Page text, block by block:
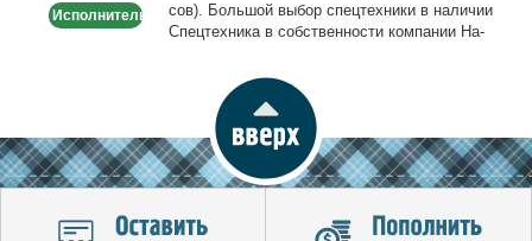
Исполнитель
сов). Боль­шой вы­бор спец­тех­ни­ки в на­ли­чии
Спец­тех­ни­ка в соб­ствен­но­сти ком­па­нии На­